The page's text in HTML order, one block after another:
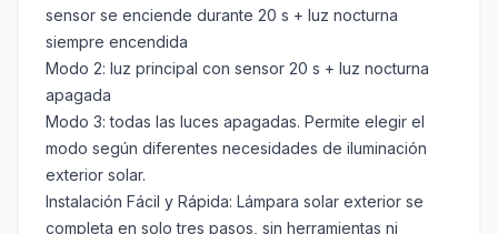
sensor se enciende durante 20 s + luz nocturna
siempre encendida
Modo 2: luz principal con sensor 20 s + luz nocturna
apagada
Modo 3: todas las luces apagadas. Permite elegir el
modo según diferentes necesidades de iluminación
exterior solar.
Instalación Fácil y Rápida: Lámpara solar exterior se
completa en solo tres pasos, sin herramientas ni